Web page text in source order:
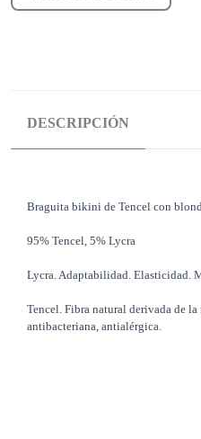
DESCRIPCIÓN
Braguita bikini de Tencel con
95% Tencel, 5% Lycra
Lycra. Adaptabilidad. Elasticidad.
Tencel. Fibra natural derivada de la
antibacteriana, antialérgica.